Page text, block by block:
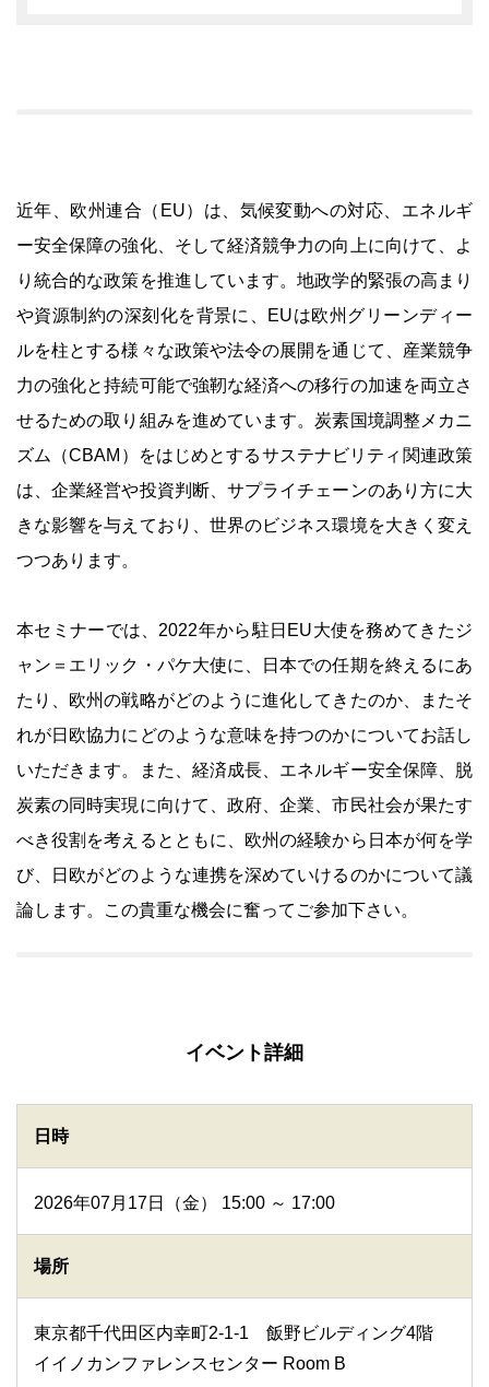
近年、欧州連合（EU）は、気候変動への対応、エネルギ
ー安全保障の強化、そして経済競争力の向上に向けて、よ
り統合的な政策を推進しています。地政学的緊張の高まり
や資源制約の深刻化を背景に、EUは欧州グリーンディー
ルを柱とする様々な政策や法令の展開を通じて、産業競争
力の強化と持続可能で強靭な経済への移行の加速を両立さ
せるための取り組みを進めています。炭素国境調整メカニ
ズム（CBAM）をはじめとするサステナビリティ関連政策
は、企業経営や投資判断、サプライチェーンのあり方に大
きな影響を与えており、世界のビジネス環境を大きく変え
つつあります。
本セミナーでは、2022年から駐日EU大使を務めてきたジ
ャン＝エリック・パケ大使に、日本での任期を終えるにあ
たり、欧州の戦略がどのように進化してきたのか、またそ
れが日欧協力にどのような意味を持つのかについてお話し
いただきます。また、経済成長、エネルギー安全保障、脱
炭素の同時実現に向けて、政府、企業、市民社会が果たす
べき役割を考えるとともに、欧州の経験から日本が何を学
び、日欧がどのような連携を深めていけるのかについて議
論します。この貴重な機会に奮ってご参加下さい。
イベント詳細
日時
2026年07月17日（金） 15:00 ～ 17:00
場所
東京都千代田区内幸町2-1-1 飯野ビルディング4階
イイノカンファレンスセンター Room B